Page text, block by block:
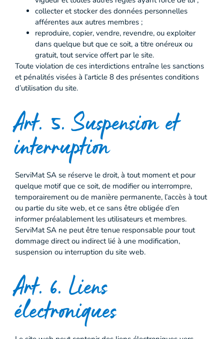
collecter et stocker des données personnelles
afférentes aux autres membres ;
reproduire, copier, vendre, revendre, ou exploiter
dans quelque but que ce soit, a titre onéreux ou
gratuit, tout service offert par le site.
Toute violation de ces interdictions entraîne les sanctions
et pénalités visées à l’article 8 des présentes conditions
d’utilisation du site.
Art. 5. Suspension et
interruption
ServiMat SA se réserve le droit, à tout moment et pour
quelque motif que ce soit, de modifier ou interrompre,
temporairement ou de manière permanente, l’accès à tout
ou partie du site web, et ce sans être obligée d’en
informer préalablement les utilisateurs et membres.
ServiMat SA ne peut être tenue responsable pour tout
dommage direct ou indirect lié à une modification,
suspension ou interruption du site web.
Art. 6. Liens
électroniques